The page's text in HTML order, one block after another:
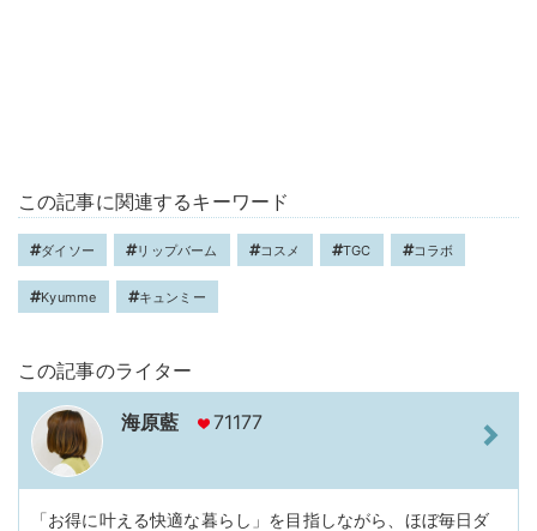
この記事に関連するキーワード
ダイソー リップバーム コスメ TGC コラボ
Kyumme キュンミー
この記事のライター
海原藍 71177
「お得に叶える快適な暮らし」を目指しながら、ほぼ毎日ダ